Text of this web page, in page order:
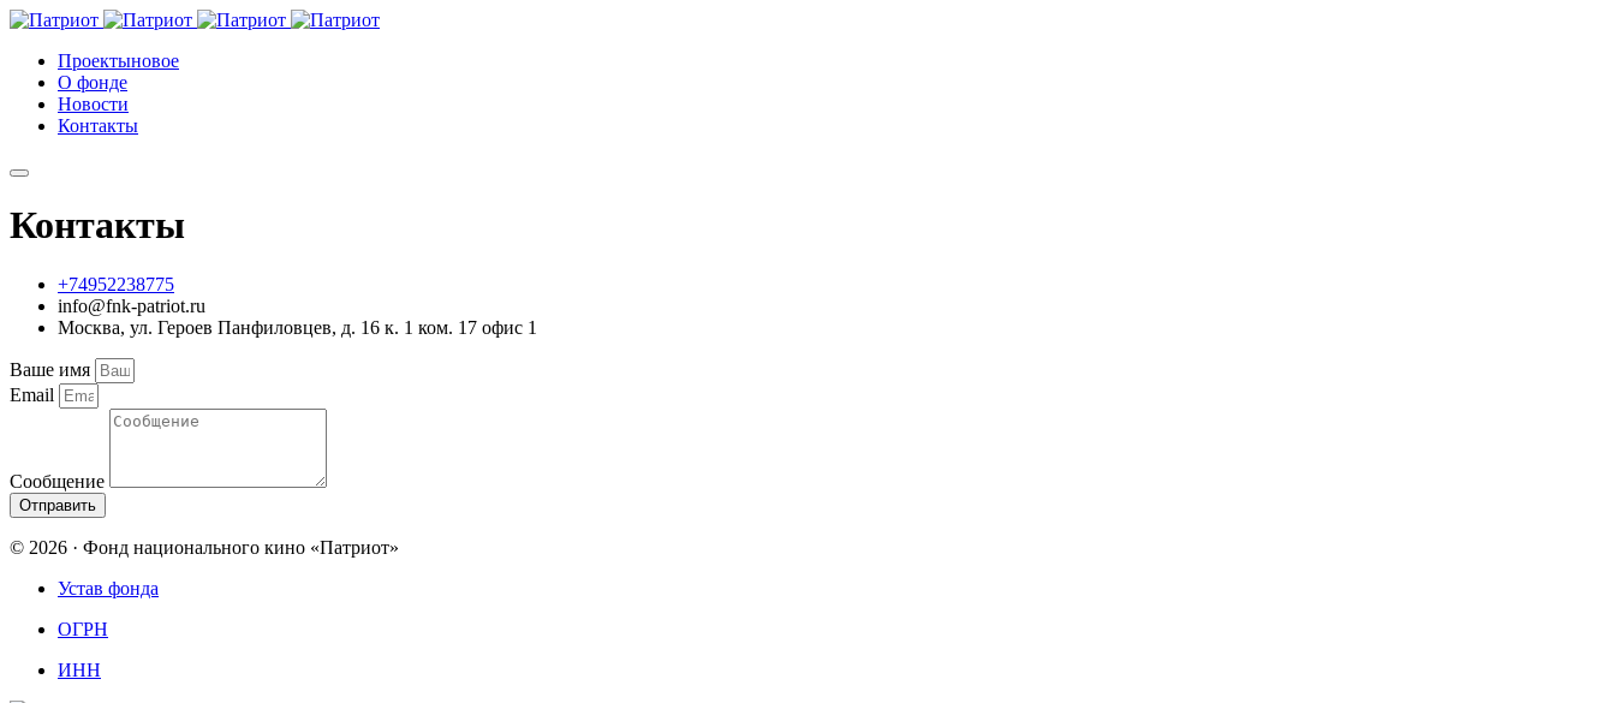
Проектыновое
О фонде
Новости
Контакты
Контакты
+74952238775
info@fnk-patriot.ru
Москва, ул. Героев Панфиловцев, д. 16 к. 1 ком. 17 офис 1
Ваше имя
Email
Сообщение
Отправить
© 2026 · Фонд национального кино «Патриот»
Устав фонда
ОГРН
ИНН